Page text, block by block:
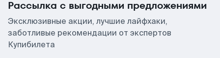
Рассылка с выгодными предложениями
Эксклюзивные акции, лучшие лайфхаки,
заботливые рекомендации от экспертов
Купибилета